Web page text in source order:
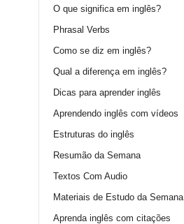
O que significa em inglês?
Phrasal Verbs
Como se diz em inglês?
Qual a diferença em inglês?
Dicas para aprender inglês
Aprendendo inglês com vídeos
Estruturas do inglês
Resumão da Semana
Textos Com Audio
Materiais de Estudo da Semana
Aprenda inglês com citações